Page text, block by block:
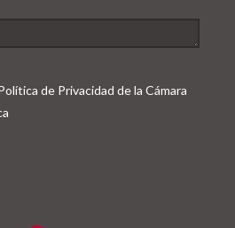
de Privacidad de la Cámara